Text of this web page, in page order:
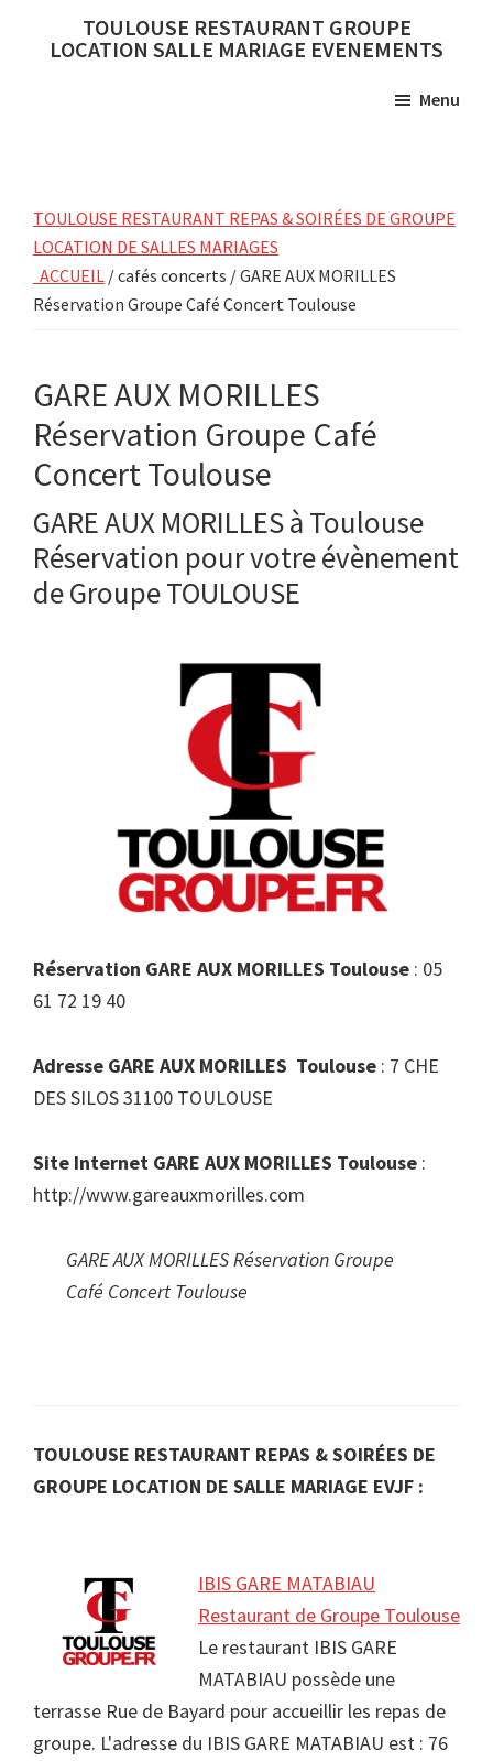
TOULOUSE RESTAURANT GROUPE
LOCATION SALLE MARIAGE EVENEMENTS
Menu
TOULOUSE RESTAURANT REPAS & SOIRÉES DE GROUPE
LOCATION DE SALLES MARIAGES
ACCUEIL / cafés concerts / GARE AUX MORILLES
Réservation Groupe Café Concert Toulouse
GARE AUX MORILLES
Réservation Groupe Café
Concert Toulouse
GARE AUX MORILLES à Toulouse
Réservation pour votre évènement
de Groupe TOULOUSE
Réservation GARE AUX MORILLES Toulouse : 05
61 72 19 40
Adresse GARE AUX MORILLES Toulouse : 7 CHE
DES SILOS 31100 TOULOUSE
Site Internet GARE AUX MORILLES Toulouse :
http://www.gareauxmorilles.com
GARE AUX MORILLES Réservation Groupe
Café Concert Toulouse
TOULOUSE RESTAURANT REPAS & SOIRÉES DE
GROUPE LOCATION DE SALLE MARIAGE EVJF :
IBIS GARE MATABIAU
Restaurant de Groupe Toulouse
Le restaurant IBIS GARE
MATABIAU possède une
terrasse Rue de Bayard pour accueillir les repas de
groupe. L'adresse du IBIS GARE MATABIAU est : 76